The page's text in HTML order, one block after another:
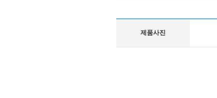
제품사진